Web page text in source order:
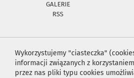
GALERIE
RSS
Wykorzystujemy "ciasteczka"
informacji związanych z
przez nas pliki typu cookies